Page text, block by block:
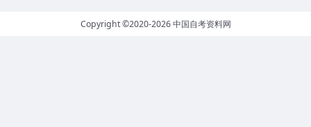
Copyright ©2020-2026中国自考资料网